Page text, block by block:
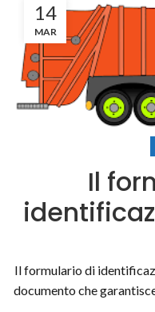
14
MAR
Il
Il formulario di
documento che